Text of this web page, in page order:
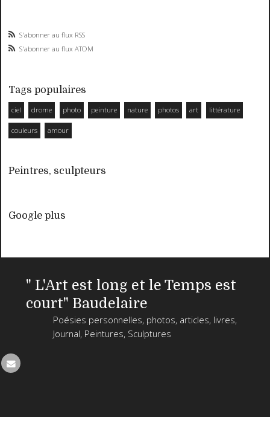
S'abonner au flux RSS
S'abonner au flux ATOM
Tags populaires
ciel drome photo peinture nature photos art littérature
couleurs amour
Peintres, sculpteurs
Google plus
" L'Art est long et le Temps est
court" Baudelaire
Poésies personnelles, photos, articles, livres,
Journal, Peintures, Sculptures